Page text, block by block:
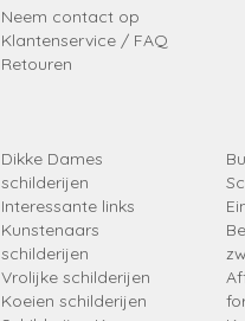
Neem contact op
Klantenservice / FAQ
Retouren
Dikke Dames
schilderijen
Interessante links
Kunstenaars
schilderijen
Vrolijke schilderijen
Koeien schilderijen